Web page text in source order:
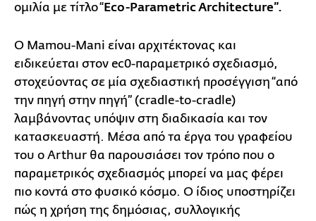
ομιλία με τίτλο “Eco-Parametric Architecture”.
O Μamou-Mani είναι αρχιτέκτονας και
ειδικεύεται στον ec0-παραμετρικό σχεδιασμό,
στοχεύοντας σε μία σχεδιαστική προσέγγιση “από
την πηγή στην πηγή” (cradle-to-cradle)
λαμβάνοντας υπόψιν στη διαδικασία και τον
κατασκευαστή. Μέσα από τα έργα του γραφείου
του ο Arthur θα παρουσιάσει τον τρόπο που ο
παραμετρικός σχεδιασμός μπορεί να μας φέρει
πιο κοντά στο φυσικό κόσμο. Ο ίδιος υποστηρίζει
πώς η χρήση της δημόσιας, συλλογικής